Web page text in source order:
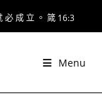
必 成 立 。 箴 16:3
Menu